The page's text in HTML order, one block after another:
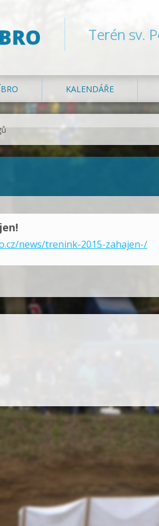
Terén sv.
KALENDÁŘE
news/trenink-2015-zahajen-/